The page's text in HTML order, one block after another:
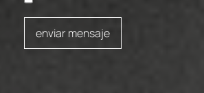
enviar mensaje